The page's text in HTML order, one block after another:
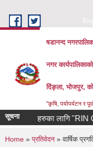
षडानन्द
नगर
दिंङ्ला, भोजपुर,
"कृषि, पर्यापर्यटन र
सूचनाउद्यमीहरुका लागि "RIN
You are here
Home » प्रतिवेदन » वार्षिक